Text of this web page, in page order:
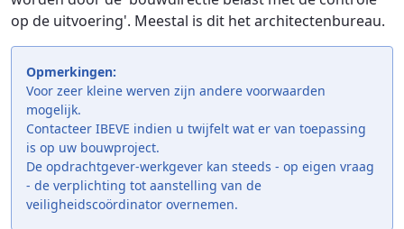
op de uitvoering'. Meestal is dit het architectenbureau.
Opmerkingen:
Voor zeer kleine werven zijn andere voorwaarden
mogelijk.
Contacteer IBEVE indien u twijfelt wat er van toepassing
is op uw bouwproject.
De opdrachtgever-werkgever kan steeds - op eigen vraag
- de verplichting tot aanstelling van de
veiligheidscoördinator overnemen.